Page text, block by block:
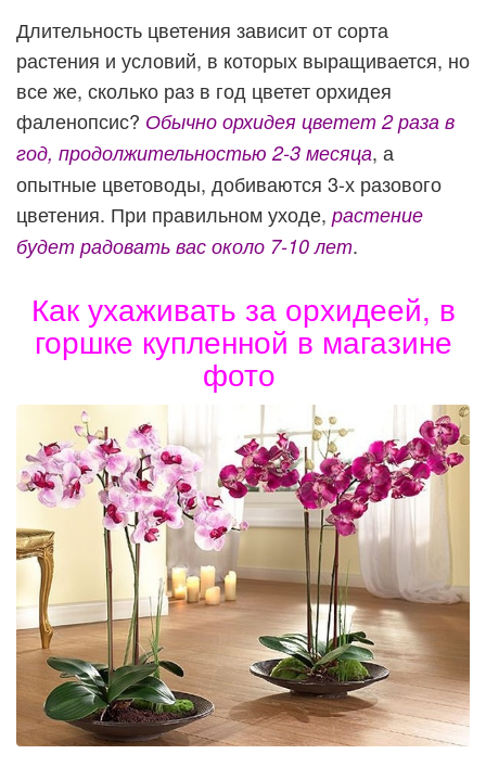
Длительность цветения зависит от сорта
растения и условий, в которых выращивается, но
все же, сколько раз в год цветет орхидея
фаленопсис? Обычно орхидея цветет 2 раза в
год, продолжительностью 2-3 месяца, а
опытные цветоводы, добиваются 3-х разового
цветения. При правильном уходе, растение
будет радовать вас около 7-10 лет.
Как ухаживать за орхидеей, в
горшке купленной в магазине
фото